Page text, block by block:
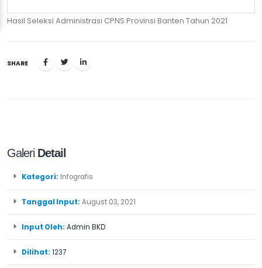
Hasil Seleksi Administrasi CPNS Provinsi Banten Tahun 2021
SHARE
Galeri Detail
Kategori: Infografis
Tanggal Input: August 03, 2021
Input Oleh: Admin BKD
Dilihat: 1237